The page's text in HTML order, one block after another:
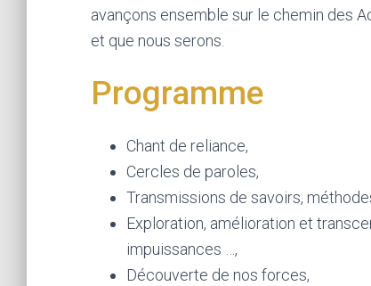
avançons ensemble sur le chemin des
et que nous serons.
Programme
Chant de reliance,
Cercles de paroles,
Transmissions de savoirs,
Exploration, amélioration et
impuissances …,
Découverte de nos forces,